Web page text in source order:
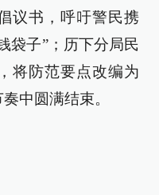
议书，呼吁警民携
袋子”；历下分局民
将防范要点改编为
中圆满结束。